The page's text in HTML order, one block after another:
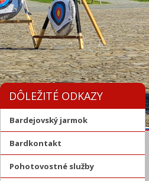
DÔLEŽITÉ ODKAZY
Bardejovský jarmok
Bardkontakt
Pohotovostné služby